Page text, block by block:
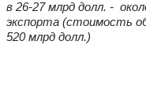
в 26-27 млрд долл. -
экспорта (стоимость
520 млрд долл.)